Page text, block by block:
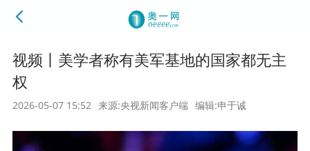
视频丨美学者称有美军基地的国家都无主
权
2026-05-07 15:52 来源:央视新闻客户端 编辑:申于诚